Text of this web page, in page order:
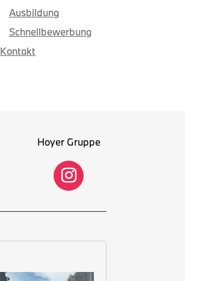
Ausbildung
Schnellbewerbung
Kontakt
Hoyer Gruppe